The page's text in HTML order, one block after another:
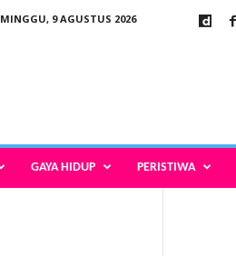
MINGGU, 9 AGUSTUS 2026
GAYA HIDUP PERISTIWA